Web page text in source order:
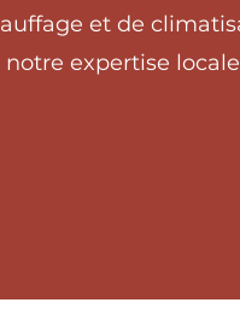
et de
notre expertise